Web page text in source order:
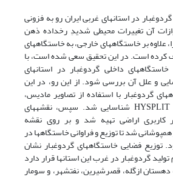
در استان‏های غربی ایران رو به فزونی
آن تغییرات محیطی شدیدِ رخ‏داده ذهن
علاوه بر خاستگاه‏های خارجی، به خاستگاه‏های
کرده است. در این تحقیق سعی شده است، با
داخلی گردوغبار در استان‏های‏
و علل آن بررسی شود. از این رو، در این
‏گردوغبار با استفاده از تصاویر مادیس،
شاخص TDI، و مدل HYSPLIT شناسایی شد. سپس، نقشه‏های
کاربری اراضی تهیه شد و بر روی نقشه
شد تا توزیع و فراوانی خاستگاه‏ها در
فضایی خاستگاه‏های گردوغبار نشان
گردوغبار در غرب این استان‏ها قرار دارد
ازگله، قصرشیرین، نفت‏شهر، و سومار